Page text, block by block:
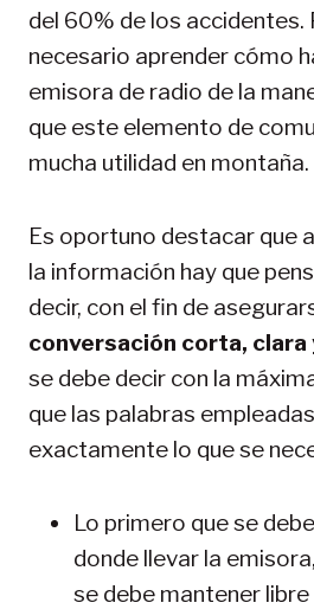
del 60% de los accidentes.
necesario aprender cómo
emisora de radio de la
que este elemento de
mucha utilidad en montaña.
Es oportuno destacar que
la información hay que
decir, con el fin de
conversación corta, clara
se debe decir con la
que las palabras
exactamente lo que se
Lo primero que se
donde llevar la
se debe mantener